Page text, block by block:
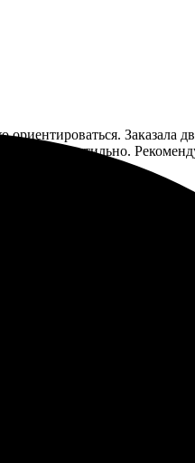
Заказала
стильно.
свои изображения. Выбор
и подсказали. Заказ
Буду заказывать еще, есть